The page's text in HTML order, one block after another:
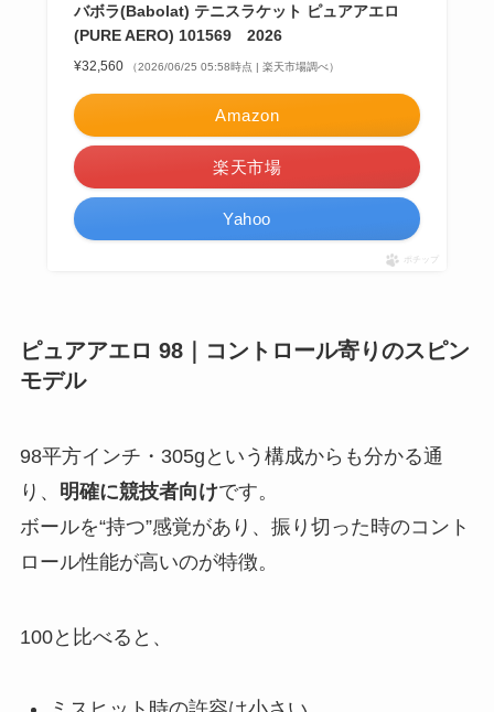
バボラ(Babolat) テニスラケット ピュアアエロ
(PURE AERO) 101569 2026
¥32,560 （2026/06/25 05:58時点 | 楽天市場調べ）
Amazon
楽天市場
Yahoo
ポチップ
ピュアアエロ 98｜コントロール寄りのスピン
モデル
98平方インチ・305gという構成からも分かる通
り、 明確に競技者向けです。
ボールを“持つ”感覚があり、振り切った時のコント
ロール性能が高いのが特徴。
100と比べると、